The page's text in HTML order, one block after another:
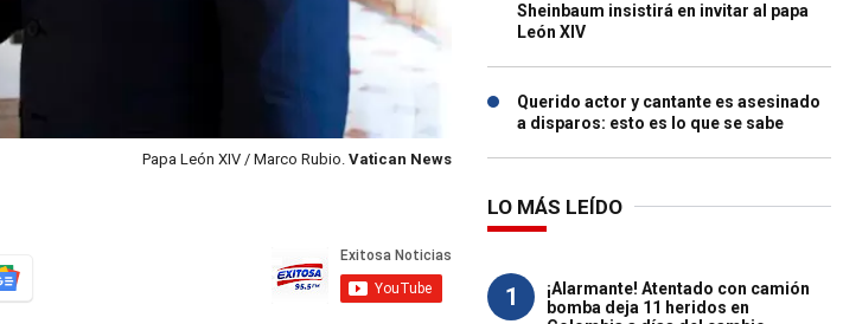
Papa León XIV / Marco Rubio. Vatican News
Sheinbaum insistirá en invitar al papa
León XIV
Querido actor y cantante es asesinado
a disparos: esto es lo que se sabe
LO MÁS LEÍDO
1
¡Alarmante! Atentado con camión
bomba deja 11 heridos en